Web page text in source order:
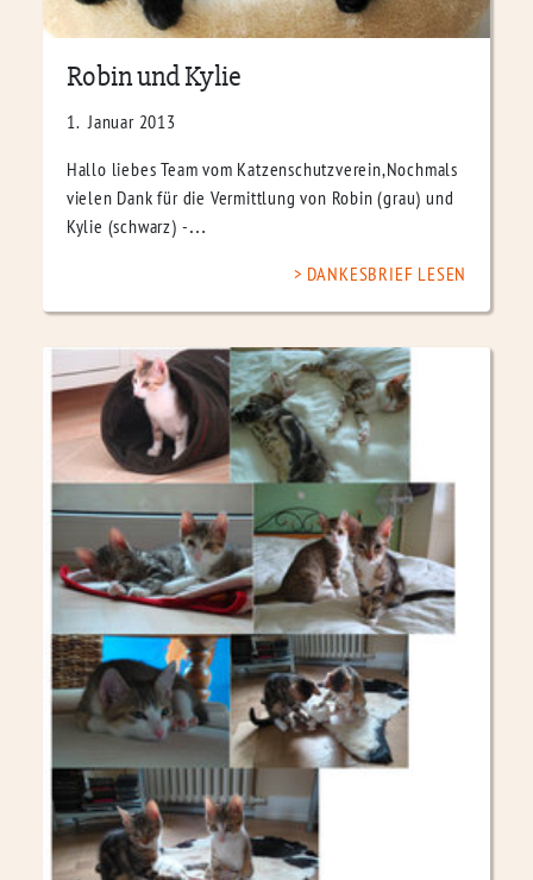
Robin und Kylie
1. Januar 2013
Hallo liebes Team vom Katzenschutzverein,Nochmals
vielen Dank für die Vermittlung von Robin (grau) und
Kylie (schwarz) -…
DANKESBRIEF LESEN